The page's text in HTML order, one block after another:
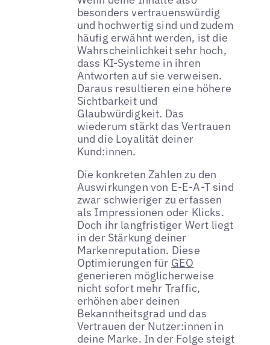
besonders vertrauenswürdig
und hochwertig sind und zudem
häufig erwähnt werden, ist die
Wahrscheinlichkeit sehr hoch,
dass KI-Systeme in ihren
Antworten auf sie verweisen.
Daraus resultieren eine höhere
Sichtbarkeit und
Glaubwürdigkeit. Das
wiederum stärkt das Vertrauen
und die Loyalität deiner
Kund:innen.
Die konkreten Zahlen zu den
Auswirkungen von E-E-A-T sind
zwar schwieriger zu erfassen
als Impressionen oder Klicks.
Doch ihr langfristiger Wert liegt
in der Stärkung deiner
Markenreputation. Diese
Optimierungen für GEO
generieren möglicherweise
nicht sofort mehr Traffic,
erhöhen aber deinen
Bekanntheitsgrad und das
Vertrauen der Nutzer:innen in
deine Marke. In der Folge steigt